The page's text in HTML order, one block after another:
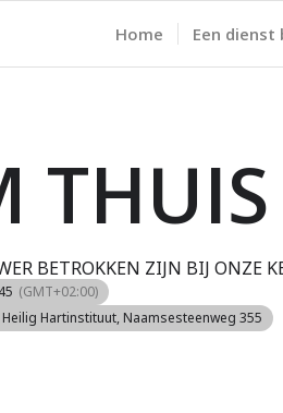
Home Een dienst
BETROKKEN ZIJN BIJ ONZE
(GMT+02:00)
Hartinstituut, Naamsesteenweg 355